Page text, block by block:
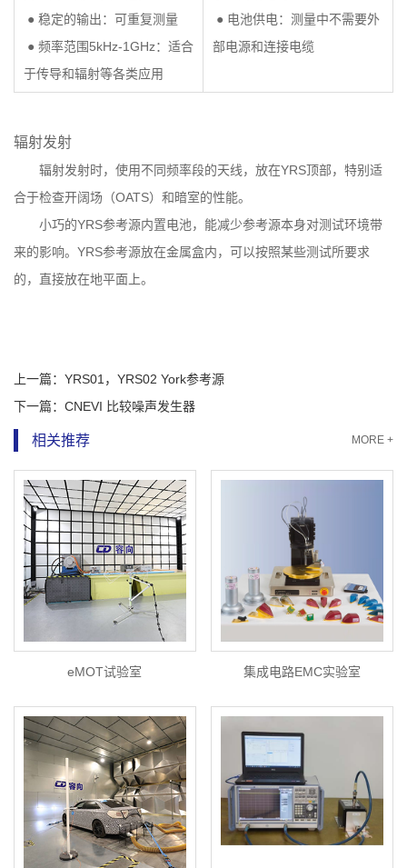
● 稳定的输出：可重复测量
● 频率范围5kHz-1GHz：适合
于传导和辐射等各类应用
● 电池供电：测量中不需要外
部电源和连接电缆
辐射发射
辐射发射时，使用不同频率段的天线，放在YRS顶部，特别适
合于检查开阔场（OATS）和暗室的性能。
小巧的YRS参考源内置电池，能减少参考源本身对测试环境带
来的影响。YRS参考源放在金属盒内，可以按照某些测试所要求
的，直接放在地平面上。
上一篇： YRS01，YRS02 York参考源
下一篇： CNEVI 比较噪声发生器
相关推荐 MORE +
eMOT试验室 集成电路EMC实验室